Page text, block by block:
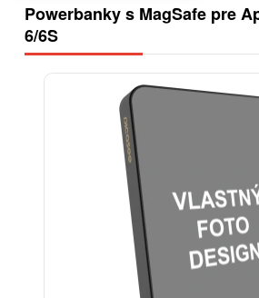
Powerbanky s MagSafe pre
6/6S